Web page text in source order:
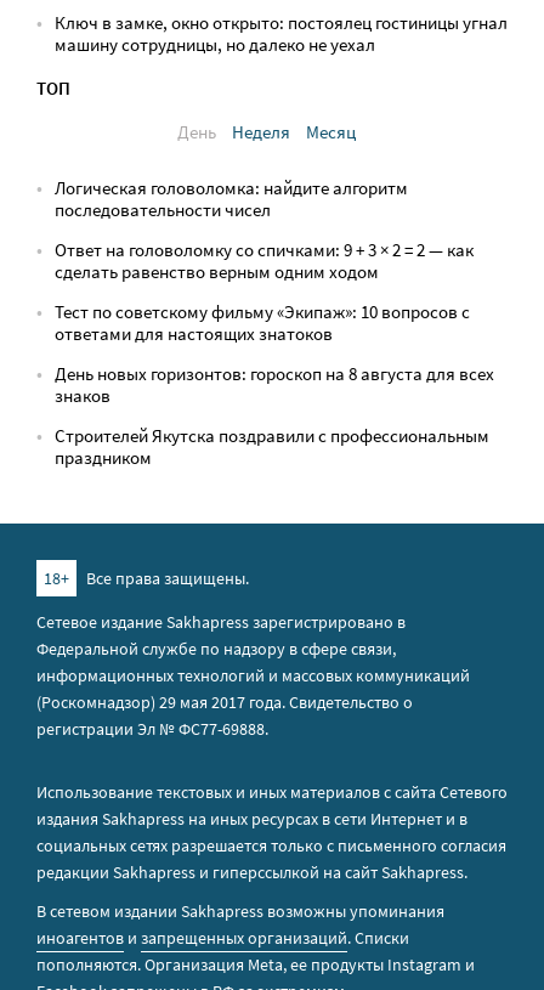
Ключ в замке, окно открыто: постоялец гостиницы угнал
машину сотрудницы, но далеко не уехал
ТОП
День
Неделя Месяц
Логическая головоломка: найдите алгоритм
последовательности чисел
Ответ на головоломку со спичками: 9 + 3 × 2 = 2 — как
сделать равенство верным одним ходом
Тест по советскому фильму «Экипаж»: 10 вопросов с
ответами для настоящих знатоков
День новых горизонтов: гороскоп на 8 августа для всех
знаков
Строителей Якутска поздравили с профессиональным
праздником
18+
Все права защищены.
Сетевое издание Sakhapress зарегистрировано в
Федеральной службе по надзору в сфере связи,
информационных технологий и массовых коммуникаций
(Роскомнадзор) 29 мая 2017 года. Свидетельство о
регистрации Эл № ФС77-69888.
Использование текстовых и иных материалов с сайта Сетевого
издания Sakhapress на иных ресурсах в сети Интернет и в
социальных сетях разрешается только с письменного согласия
редакции Sakhapress и гиперссылкой на сайт Sakhapress.
В сетевом издании Sakhapress возможны упоминания
иноагентов и запрещенных организаций. Списки
пополняются. Организация Metа, ее продукты Instagram и